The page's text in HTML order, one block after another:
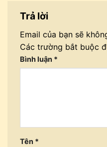
Trả lời
Email của bạn sẽ
Các trường bắt buộc
Bình luận *
Tên *